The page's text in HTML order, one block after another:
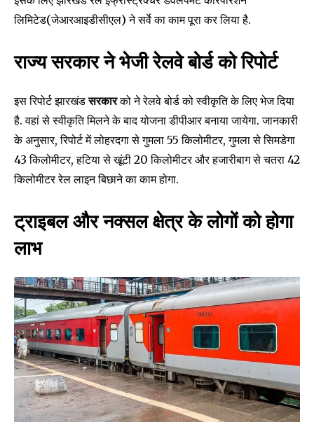
लिमिटेड(जेआरआइडीसीएल) ने सर्वे का काम पूरा कर लिया है.
राज्य सरकार ने भेजी रेलवे बोर्ड को रिपोर्ट
इस रिपोर्ट झारखंडसरकारको ने रेलवे बोर्ड को स्वीकृति के लिए भेज दिया
है. वहां से स्वीकृति मिलने के बाद योजना डीपीआर बनाया जायेगा. जानकारी
के अनुसार, रिपोर्ट में लोहरदगा से गुमला 55 किलोमीटर, गुमला से सिमडेगा
43 किलोमीटर, हटिया से खूंटी 20 किलोमीटर और हजारीबाग से चतरा 42
किलोमीटर रेल लाइन बिछाने का काम होगा.
ट्राइबल और नक्सल क्षेत्र के लोगों को होगा
लाभ